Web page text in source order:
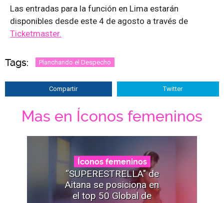
Las entradas para la función en Lima estarán
disponibles desde este 4 de agosto a través de
Ticketmaster.
Tags: Planchando el Despecho
Compartir Twitter
Mas en Íconos femeninos
Íconos femeninos
“SUPERESTRELLA" de
Aitana se posiciona en
el top 50 Global de